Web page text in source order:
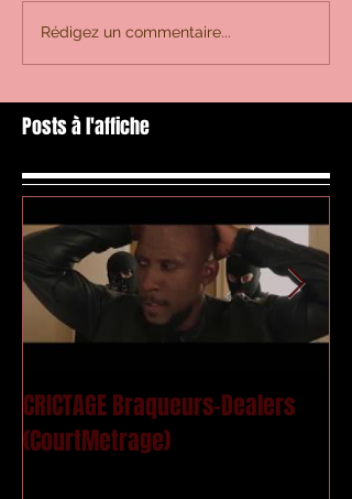
Rédigez un commentaire...
Posts à l'affiche
CRICTAGE Braqueurs-Dealers
(CourtMetrage)